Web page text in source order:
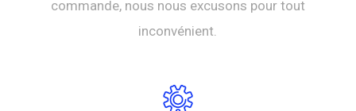
commande, nous nous excusons pour tout
inconvénient.